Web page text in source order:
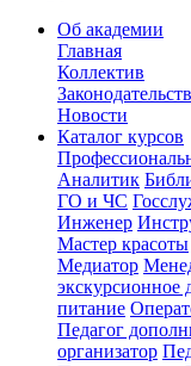
Об академии
Главная
Коллектив
Новости
Каталог курсов
Аналитик
ГО и ЧС
Инженер
Мастер красоты
Медиатор
экскурсионное
питание
Педагог
организатор